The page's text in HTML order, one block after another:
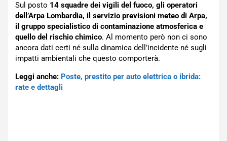
Sul posto 14 squadre dei vigili del fuoco, gli operatori
dell’Arpa Lombardia, il servizio previsioni meteo di Arpa,
il gruppo specialistico di contaminazione atmosferica e
quello del rischio chimico. Al momento però non ci sono
ancora dati certi né sulla dinamica dell’incidente né sugli
impatti ambientali che questo comporterà.
Leggi anche: Poste, prestito per auto elettrica o ibrida:
rate e dettagli